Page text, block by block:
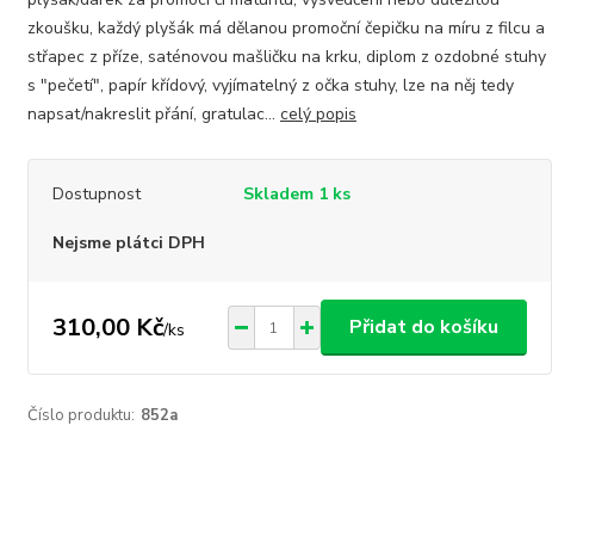
zkoušku, každý plyšák má dělanou promoční čepičku na míru z filcu a
střapec z příze, saténovou mašličku na krku, diplom z ozdobné stuhy
s "pečetí", papír křídový, vyjímatelný z očka stuhy, lze na něj tedy
napsat/nakreslit přání, gratulac... celý popis
Dostupnost Skladem 1 ks
Nejsme plátci DPH
310,00 Kč/ks Přidat do košíku
Číslo produktu: 852a